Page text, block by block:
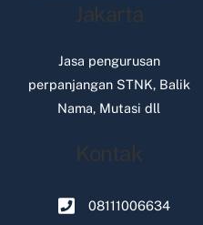
Jakarta
Jasa pengurusan
perpanjangan STNK, Balik
Nama, Mutasi dll
Kontak
08111006634